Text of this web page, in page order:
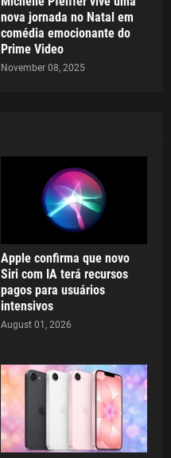
nova jornada no Natal em
comédia emocionante do
Prime Video
November 08, 2025
Apple confirma que novo
Siri com IA terá recursos
pagos para usuários
intensivos
August 01, 2026